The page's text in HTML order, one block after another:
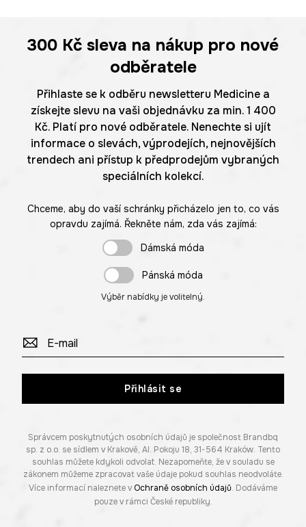
300 Kč sleva na nákup pro nové
odběratele
Přihlaste se k odběru newsletteru Medicine a
získejte slevu na vaši objednávku za min. 1 400
Kč. Platí pro nové odběratele. Nenechte si ujít
informace o slevách, výprodejích, nejnovějších
trendech ani přístup k předprodejům vybraných
speciálních kolekcí.
Chceme, aby do vaší schránky přicházelo jen to, co vás
opravdu zajímá. Řekněte nám, zda vás zajímá:
Dámská móda
Pánská móda
Výběr nabídky je volitelný.
Přihlásit se
Správcem poskytnutých osobních údajů je společnost Brandbq
sp. z o.o. se sídlem v Krakově, Al. Pokoju 18, 31-564 Kraków. Tento
souhlas můžete kdykoli odvolat. Nezapomeňte, že v souladu se
zákonem můžeme zpracovat vaše údaje pokud souhlas neodvoláte.
Více informací naleznete v Ochraně osobních údajů. Dodáváme
pouze v rámci České republiky.